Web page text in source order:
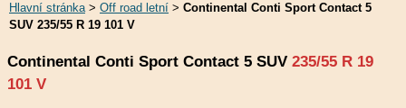
Hlavní stránka> Off road letní > Continental Conti Sport Contact 5
SUV 235/55 R 19 101 V
Continental Conti Sport Contact 5 SUV 235/55 R 19
101 V